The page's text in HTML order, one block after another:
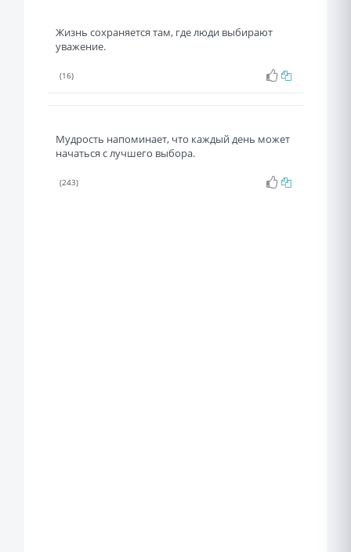
Жизнь сохраняется там, где люди выбирают
уважение.
(16)
Мудрость напоминает, что каждый день может
начаться с лучшего выбора.
(243)